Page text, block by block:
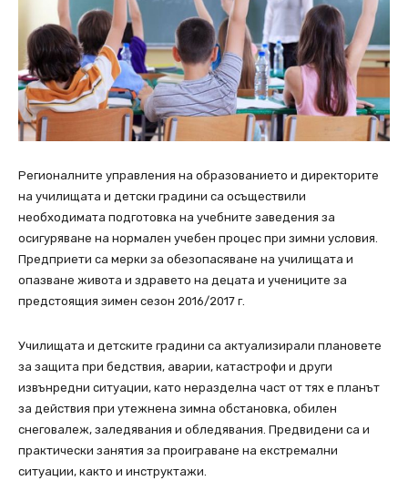
Регионалните управления на образованието и директорите
на училищата и детски градини са осъществили
необходимата подготовка на учебните заведения за
осигуряване на нормален учебен процес при зимни условия.
Предприети са мерки за обезопасяване на училищата и
опазване живота и здравето на децата и учениците за
предстоящия зимен сезон 2016/2017 г.
Училищата и детските градини са актуализирали плановете
за защита при бедствия, аварии, катастрофи и други
извънредни ситуации, като неразделна част от тях е планът
за действия при утежнена зимна обстановка, обилен
снеговалеж, заледявания и обледявания. Предвидени са и
практически занятия за проиграване на екстремални
ситуации, както и инструктажи.